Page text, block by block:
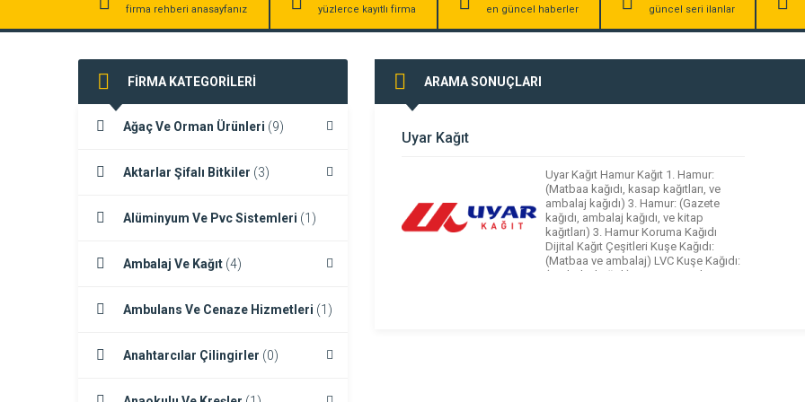
firma rehberi anasayfanız yüzlerce kayıtlı firma en güncel haberler güncel seri ilanlar
FİRMA KATEGORİLERİ
Ağaç Ve Orman Ürünleri (9)
Aktarlar Şifalı Bitkiler (3)
Alüminyum Ve Pvc Sistemleri (1)
Ambalaj Ve Kağıt (4)
Ambulans Ve Cenaze Hizmetleri (1)
Anahtarcılar Çilingirler (0)
ARAMA SONUÇLARI
Uyar Kağıt
Uyar Kağıt Hamur Kağıt 1. Hamur:
(Matbaa kağıdı, kasap kağıtları, ve
ambalaj kağıdı) 3. Hamur: (Gazete
kağıdı, ambalaj kağıdı, ve kitap
kağıtları) 3. Hamur Koruma Kağıdı
Dijital Kağıt Çeşitleri Kuşe Kağıdı:
(Matbaa ve ambalaj) LVC Kuşe Kağıdı:
(Ambalaj kağıdı) Japon Bristol ve